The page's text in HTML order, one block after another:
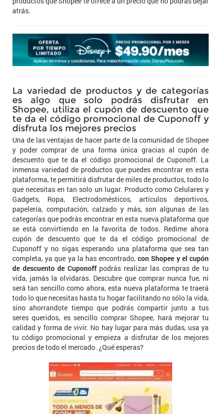
atrás.
La variedad de productos y de categorías
es algo que solo podrás disfrutar en
Shopee, utiliza el cupón de descuento que
te da el código promocional de Cuponoff y
disfruta los mejores precios
Una de las ventajas de hacer parte de la comunidad de Shopee
y poder comprar de una forma única gracias al cupón de
descuento que te da el código promocional de Cuponoff. La
inmensa variedad de productos que puedes encontrar en esta
plataforma, te permitirá disfrutar de miles de productos, todo lo
que necesitas en tan solo un lugar. Producto como Celulares y
Gadgets, Ropa, Electrodomésticos, artículos deportivos,
papelería, computación, calzado y más, son algunas de las
categorías que podrás encontrar en esta nueva plataforma que
se está convirtiendo en la favorita de todos. Redime ahora
cupón de descuento que te da el código promocional de
Cuponoff y no sigas esperando una plataforma que sea tan
completa, ya que ya la has encontrado,con Shopee y el cupón
de descuento de Cuponoffpodrás realizar las compras de tu
vida, jamás la olvidarás. Descubre que comprar nunca fue, ni
será tan sencillo como ahora, esta nueva plataforma te traerá
todo lo que necesitas hasta tu hogar facilitando no sólo la vida,
sino ahorrandote tiempo que podrás compartir junto a tus
seres queridos, es sencillo comprar Shopee, hará mejorar tu
calidad y forma de vivir. No hay lugar para más dudas, usa ya
tu código promocional y empieza a disfrutar de los mejores
precios de todo el mercado. ¿Qué esperas?